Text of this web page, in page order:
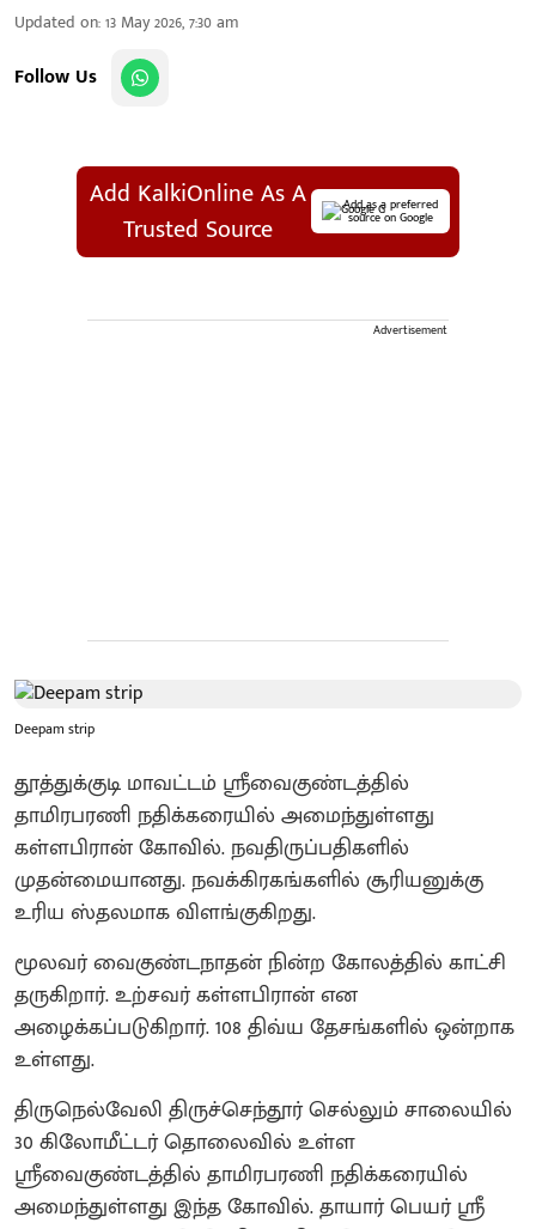
Updated on:13 May 2026, 7:30 am
Follow Us
Add KalkiOnline As A
Trusted Source
Add as a preferred
source on Google
Advertisement
Deepam strip
தூத்துக்குடி மாவட்டம் ஸ்ரீவைகுண்டத்தில்
தாமிரபரணி நதிக்கரையில் அமைந்துள்ளது
கள்ளபிரான் கோவில். நவதிருப்பதிகளில்
முதன்மையானது. நவக்கிரகங்களில் சூரியனுக்கு
உரிய ஸ்தலமாக விளங்குகிறது.
மூலவர் வைகுண்டநாதன் நின்ற கோலத்தில் காட்சி
தருகிறார். உற்சவர் கள்ளபிரான் என
அழைக்கப்படுகிறார். 108 திவ்ய தேசங்களில் ஒன்றாக
உள்ளது.
திருநெல்வேலி திருச்செந்தூர் செல்லும் சாலையில்
30 கிலோமீட்டர் தொலைவில் உள்ள
ஸ்ரீவைகுண்டத்தில் தாமிரபரணி நதிக்கரையில்
அமைந்துள்ளது இந்த கோவில். தாயார் பெயர் ஸ்ரீ